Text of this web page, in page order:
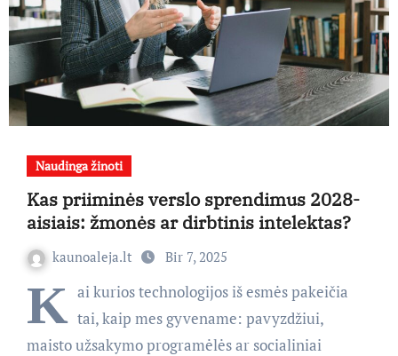
Naudinga žinoti
Kas priiminės verslo sprendimus 2028-
aisiais: žmonės ar dirbtinis intelektas?
kaunoaleja.lt Bir 7, 2025
K ai kurios technologijos iš esmės pakeičia
tai, kaip mes gyvename: pavyzdžiui,
maisto užsakymo programėlės ar socialiniai